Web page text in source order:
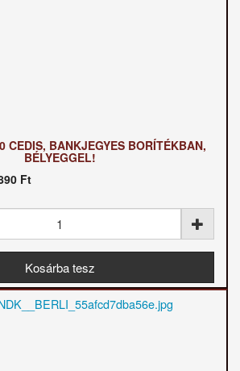
CEDIS, BANKJEGYES BORÍTÉKBAN,
BÉLYEGGEL!
Ft